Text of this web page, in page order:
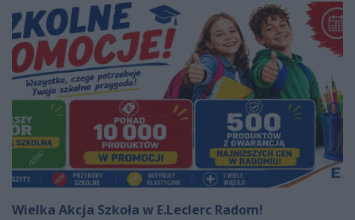
Wielka Akcja Szkoła w E.Leclerc Radom!